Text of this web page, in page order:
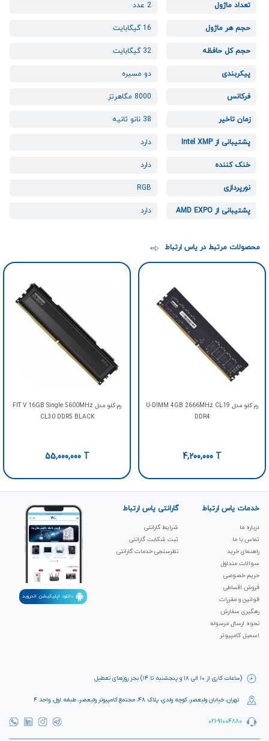
تعداد ماژول 2 عدد
حجم هر ماژول 16 گیگابایت
حجم کل حافظه 32 گیگابایت
پیکربندی دو مسیره
فرکانس 8000 مگاهرتز
زمان تاخیر 38 نانو ثانیه
پشتیبانی از Intel XMP دارد
خنک کننده دارد
نورپردازی RGB
پشتیبانی از AMD EXPO دارد
محصولات مرتبط در یاس ارتباط
رم کلو مدل U-DIMM 4GB 2666MHz CL19
DDR4
4,200,000 T
رم کلو مدل FIT V 16GB Single 5600MHz
CL30 DDR5 BLACK
55,000,000T
(ساعات کاری از ۱۰ الی ۱۸ و پنجشنبه تا ۱۴) بجز روزهای تعطیل
تهران، خیابان ولیعصر، کوچه ولدی، پلاک ۴۸، مجتمع کامپیوتر ولیعصر، طبقه اول، واحد ۴
021-91004880
خدمات یاس ارتباط
درباره ما
تماس با ما
راهنمای خرید
سوالات متداول
حریم خصوصی
فروش اقساطی
قوانین و مقررات
رهگیری سفارش
نحوه ارسال مرسوله
اسمبل کامپیوتر
گارانتی یاس ارتباط
شرایط گارانتی
ثبت شکابت‌ گارانتی
نظرسنجی خدمات گارانتی
دانلود اپلیکیشن اندروید